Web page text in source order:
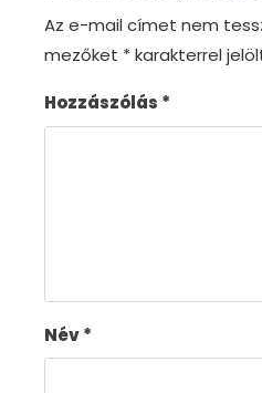
Az e-mail címet nem
mezőket *karakterrel
Hozzászólás *
Név*